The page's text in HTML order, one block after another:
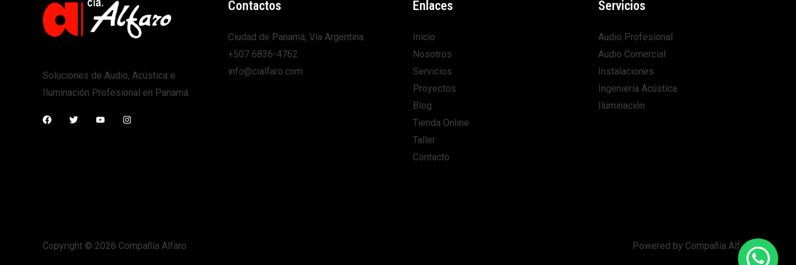
Soluciones de Audio, Acústica e
Iluminación Profesional en Panamá
Contactos
Ciudad de Panamá, Vía Argentina.
+507 6836-4762
info@cialfaro.com
Enlaces
Inicio
Nosotros
Servicios
Proyectos
Blog
Tienda Online
Taller
Contacto
Servicios
Audio Profesional
Audio Comercial
Instalaciones
Ingeniería Acústica
Iluminación
Copyright © 2026 Compañía Alfaro Powered by Compañía Alfaro